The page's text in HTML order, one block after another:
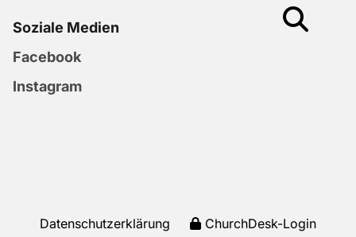
Soziale Medien
Facebook
Instagram
Datenschutzerklärung ChurchDesk-Login